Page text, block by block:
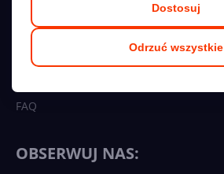
Odrzuć wszystkie
Dostosuj
Polityka prywatności
Współpraca
FAQ
OBSERWUJ NAS: